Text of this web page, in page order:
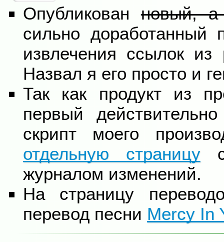
Опубликованновый,
сильно доработанный
извлечения ссылок из
Назвал я его просто и
Так как продукт из
первый
скрипт моего
отдельную страницус
журналом изменений.
На страницу
перевод песни Mercy In